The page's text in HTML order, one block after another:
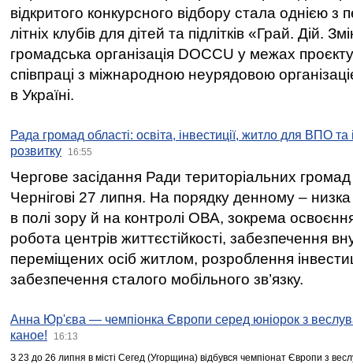
відкритого конкурсного відбору стала однією
літніх клубів для дітей та підлітків «Грай. Дій.
громадська організація DOCCU у межах
співпраці з міжнародною неурядовою
в Україні.
Рада громад області: освіта, інвестиції, житло для ВПО
розвитку
16:55
Чергове засідання Ради територіальних громад
Чернігові 27 липня. На порядку денному –
в полі зору й на контролі ОВА, зокрема освоєння
робота центрів життєстійкості, забезпечення
переміщених осіб житлом, розроблення
забезпечення сталого мобільного зв’язку.
Анна Юр'єва — чемпіонка Європи серед юніорок з
каное!
16:13
З 23 до 26 липня в місті Сегед (Угорщина) відбувся чемпіонат Європи з